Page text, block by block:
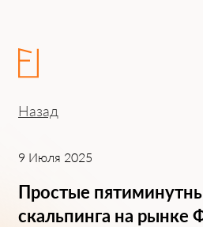
Назад
9 Июля 2025
Простые
скальпинга на рынке